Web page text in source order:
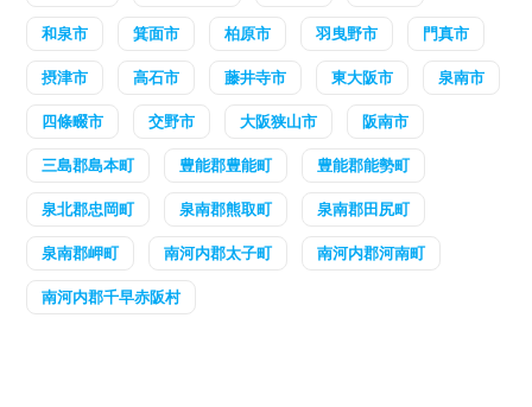
和泉市 箕面市 柏原市 羽曳野市 門真市
摂津市 高石市 藤井寺市 東大阪市 泉南市
四條畷市 交野市 大阪狭山市 阪南市
三島郡島本町 豊能郡豊能町 豊能郡能勢町
泉北郡忠岡町 泉南郡熊取町 泉南郡田尻町
泉南郡岬町 南河内郡太子町 南河内郡河南町
南河内郡千早赤阪村